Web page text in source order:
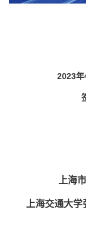
2023年
上海
上海交通大